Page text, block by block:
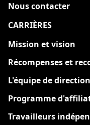
Nous contacter
CARRIÈRES
Mission et vision
Récompenses et
L'équipe de direction
Programme
Travailleurs